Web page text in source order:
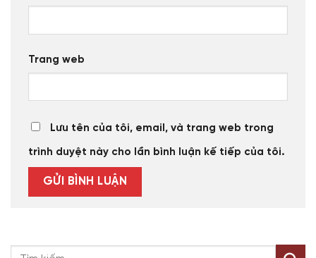
Trang web
Lưu tên của tôi, email, và trang web trong
trình duyệt này cho lần bình luận kế tiếp của tôi.